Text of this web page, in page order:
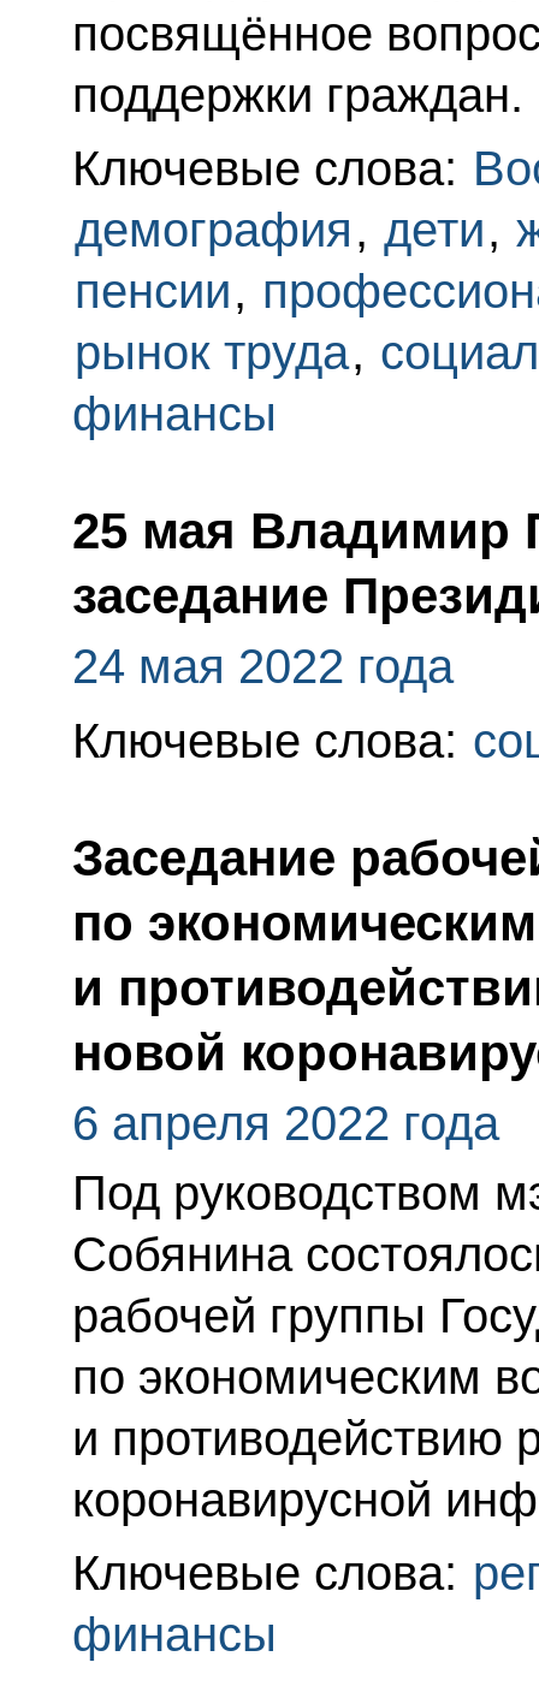
посвящённое
поддержки граждан.
Ключевые слова:
демография, дети,
пенсии,
рынок труда,
финансы
25 мая Владимир
заседание
24 мая 2022 года
Ключевые слова:
Заседание
по
и
новой
6 апреля 2022 года
Под руководством
Собянина
рабочей группы
по экономическим
и противодействию
коронавирусной
Ключевые слова:
финансы